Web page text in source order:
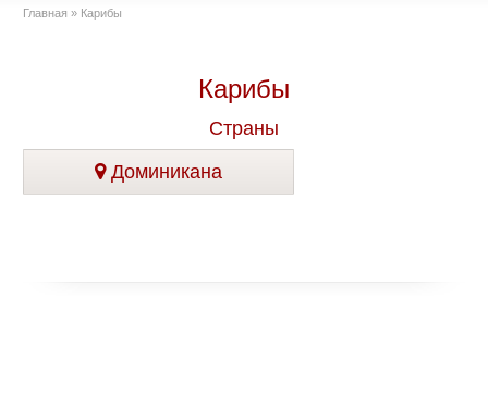
Главная » Карибы
Карибы
Страны
Доминикана